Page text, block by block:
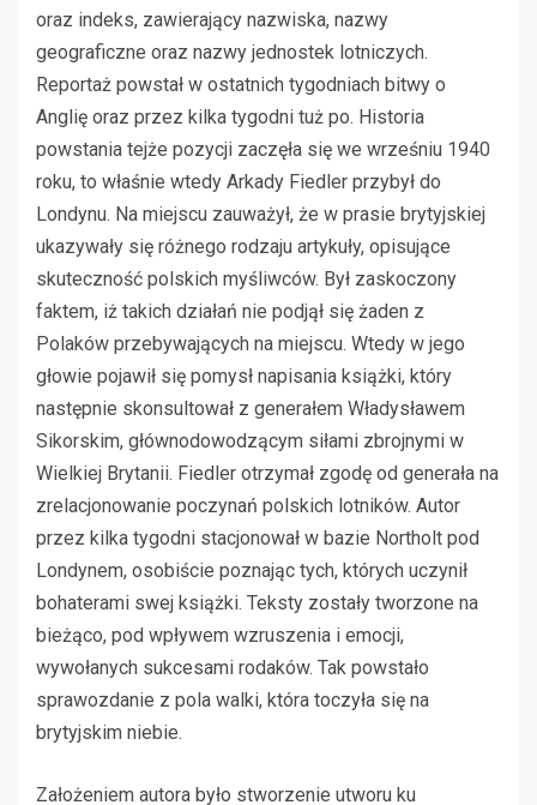
oraz indeks, zawierający nazwiska, nazwy
geograficzne oraz nazwy jednostek lotniczych.
Reportaż powstał w ostatnich tygodniach bitwy o
Anglię oraz przez kilka tygodni tuż po. Historia
powstania tejże pozycji zaczęła się we wrześniu 1940
roku, to właśnie wtedy Arkady Fiedler przybył do
Londynu. Na miejscu zauważył, że w prasie brytyjskiej
ukazywały się różnego rodzaju artykuły, opisujące
skuteczność polskich myśliwców. Był zaskoczony
faktem, iż takich działań nie podjął się żaden z
Polaków przebywających na miejscu. Wtedy w jego
głowie pojawił się pomysł napisania książki, który
następnie skonsultował z generałem Władysławem
Sikorskim, głównodowodzącym siłami zbrojnymi w
Wielkiej Brytanii. Fiedler otrzymał zgodę od generała na
zrelacjonowanie poczynań polskich lotników. Autor
przez kilka tygodni stacjonował w bazie Northolt pod
Londynem, osobiście poznając tych, których uczynił
bohaterami swej książki. Teksty zostały tworzone na
bieżąco, pod wpływem wzruszenia i emocji,
wywołanych sukcesami rodaków. Tak powstało
sprawozdanie z pola walki, która toczyła się na
brytyjskim niebie.
Założeniem autora było stworzenie utworu ku